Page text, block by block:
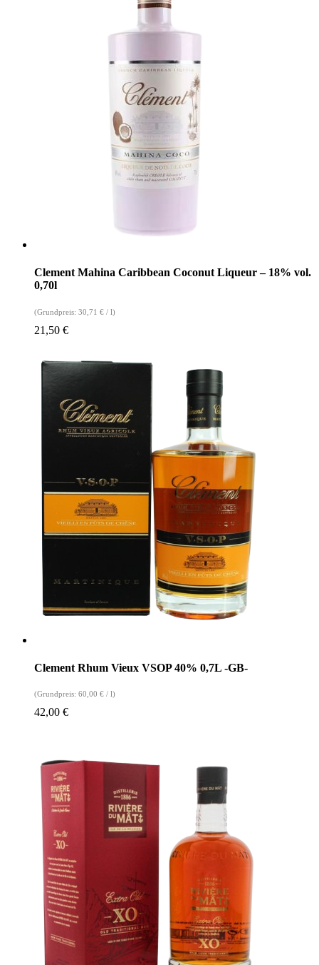
Clement Mahina Caribbean Coconut Liqueur – 18% vol.
0,70l
(Grundpreis: 30,71 € / l)
21,50 €
Clement Rhum Vieux VSOP 40% 0,7L -GB-
(Grundpreis: 60,00 € / l)
42,00 €